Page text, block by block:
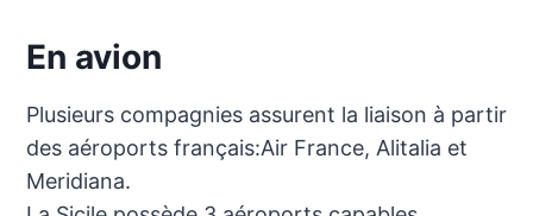
En avion
Plusieurs compagnies assurent la liaison à partir
des aéroports français:Air France, Alitalia et
Meridiana.